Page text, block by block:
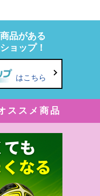
品がある
ョップ！
はこちら
ススメ商品